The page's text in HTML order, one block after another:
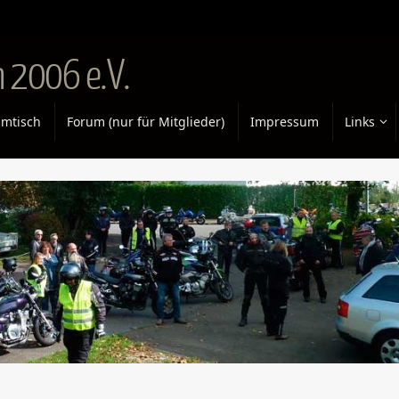
2006 e.V.
Forum (nur für Mitglieder) Impressum Links